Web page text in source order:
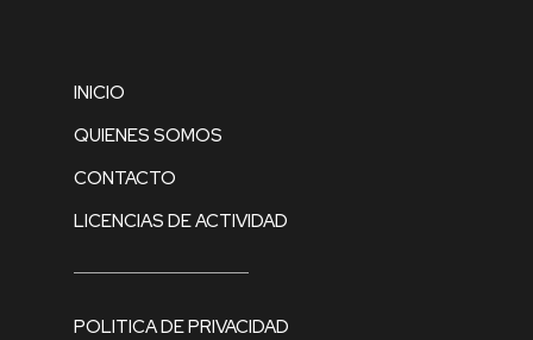
INICIO
QUIENES SOMOS
CONTACTO
LICENCIAS DE ACTIVIDAD
POLITICA DE PRIVACIDAD